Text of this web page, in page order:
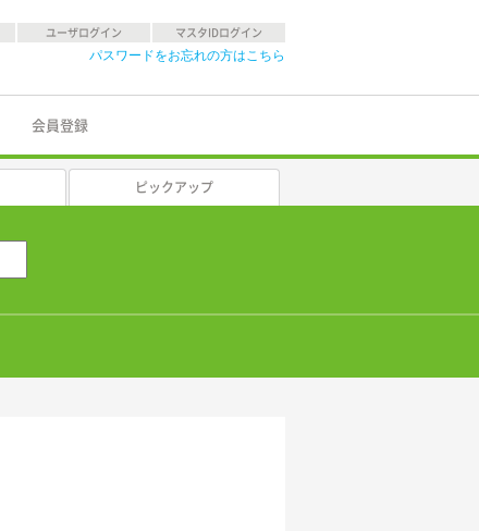
ユーザログイン マスタIDログイン
パスワードをお忘れの方はこちら
会員登録
ピックアップ